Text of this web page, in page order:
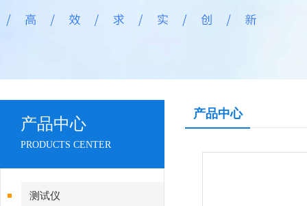
产品中心
PRODUCTS CENTER
测试仪
产品中心